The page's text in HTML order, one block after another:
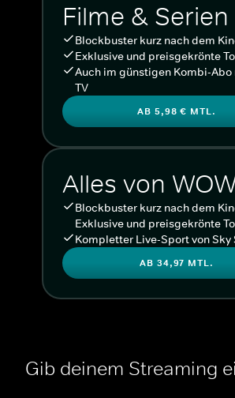
Filme & Serien
Blockbuster kurz nach dem
Exklusive und preisgekrönte
Auch im günstigen Kombi-
TV
AB 5,98 € MTL.
Alles von
Blockbuster kurz nach dem
Exklusive und preisgekrönte
Kompletter Live-Sport von Sky
AB 34,97 MTL.
Gib deinem Streaming